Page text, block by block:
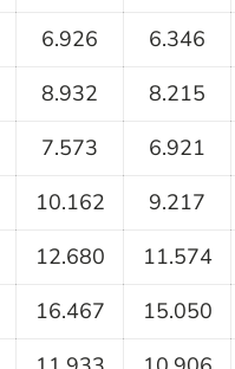
6.926
6.346
8.932
8.215
7.573
6.921
10.162
9.217
12.680
11.574
16.467
15.050